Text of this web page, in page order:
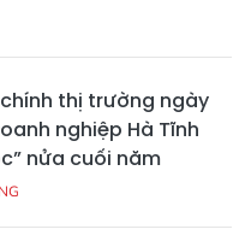
thị trường ngày
nghiệp Hà Tĩnh
nửa cuối năm